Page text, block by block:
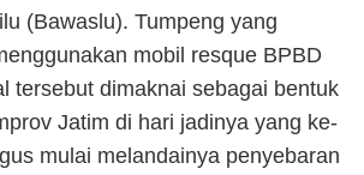
(Bawaslu). Tumpeng yang
mobil resque BPBD
tersebut dimaknai sebagai bentuk
Jatim di hari jadinya yang ke-
mulai melandainya penyebaran